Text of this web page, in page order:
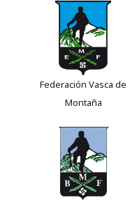
Federación Vasca de
Montaña